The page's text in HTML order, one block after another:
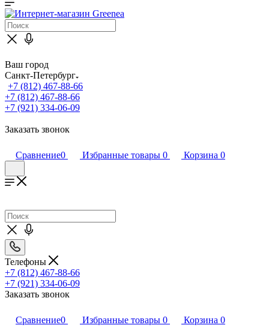
Ваш город
Санкт-Петербург
+7 (812) 467-88-66
+7 (812) 467-88-66
+7 (921) 334-06-09
Заказать звонок
Сравнение0 Избранные товары 0 Корзина 0
Телефоны
+7 (812) 467-88-66
+7 (921) 334-06-09
Заказать звонок
Сравнение0 Избранные товары 0 Корзина 0